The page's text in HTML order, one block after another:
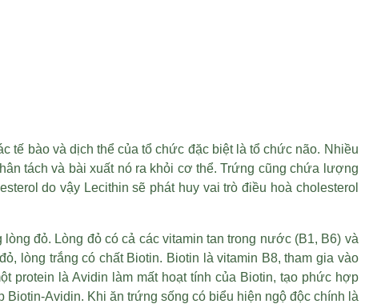
tế bào và dịch thể của tổ chức đặc biệt là tổ chức não. Nhiều
tách và bài xuất nó ra khỏi cơ thể. Trứng cũng chứa lượng
do vậy Lecithin sẽ phát huy vai trò điều hoà cholesterol
đỏ. Lòng đỏ có cả các vitamin tan trong nước (B1, B6) và
lòng trắng có chất Biotin. Biotin là vitamin B8, tham gia vào
protein là Avidin làm mất hoạt tính của Biotin, tạo phức hợp
Avidin. Khi ăn trứng sống có biểu hiện ngộ độc chính là